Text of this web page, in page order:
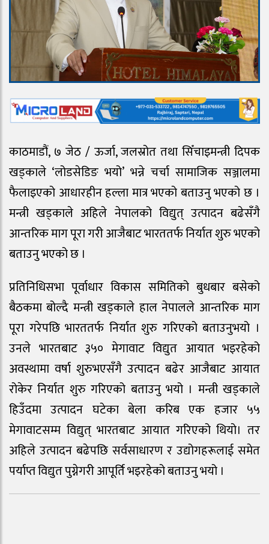
काठमाडौं, ७ जेठ / ऊर्जा, जलस्रोत तथा सिँचाइमन्त्री दिपक
खड्काले ‘लोडसेडिङ भयो’ भन्ने चर्चा सामाजिक सञ्जालमा
फैलाइएको आधारहीन हल्ला मात्र भएको बताउनु भएको छ ।
मन्त्री खड्काले अहिले नेपालको विद्युत् उत्पादन बढेसँगै
आन्तरिक माग पूरा गरी आजैबाट भारततर्फ निर्यात शुरु भएको
बताउनु भएको छ ।
प्रतिनिधिसभा पूर्वाधार विकास समितिको बुधबार बसेको
बैठकमा बोल्दै मन्त्री खड्काले हाल नेपालले आन्तरिक माग
पूरा गरेपछि भारततर्फ निर्यात शुरु गरिएको बताउनुभयो ।
उनले भारतबाट ३५० मेगावाट विद्युत आयात भइरहेको
अवस्थामा वर्षा शुरुभएसँगै उत्पादन बढेर आजैबाट आयात
रोकेर निर्यात शुरु गरिएको बताउनु भयो । मन्त्री खड्काले
हिउँदमा उत्पादन घटेका बेला करिब एक हजार ५५
मेगावाटसम्म विद्युत् भारतबाट आयात गरिएको थियो। तर
अहिले उत्पादन बढेपछि सर्वसाधारण र उद्योगहरूलाई समेत
पर्याप्त विद्युत पुग्नेगरी आपूर्ति भइरहेको बताउनु भयो ।